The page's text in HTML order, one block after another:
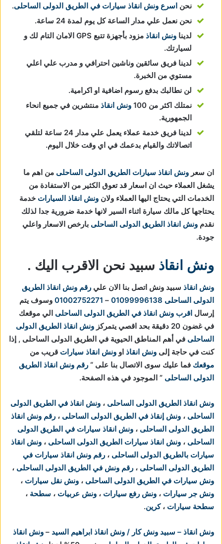
نحن اسرع ونش انقاذ سيارات في الطريق الدولى الساحلى.
نحن نعمل علي مدار الساعة كل يوم لمدة 24 ساعة.
لدينا ونش انقاذ
مزود بأجهزة تتبع GPS الامان التام لك و
لسيارتك.
لدينا فريق سائقين وناشين احترافي و مدرب علي اعلي
مستوي من الخبرة.
لن نطالبك بدفع رسوم اضافية او اكرامية.
نمتلك اكثر من 100
ونش انقاذ منتشرين في جميع انحاء
الجمهورية.
لدينا فريق خدمة عملاء يعمل علي مدار 24 ساعة لتلقي
اتصالاتك والقيام بدعمك في اي وقت خلال اليوم.
ان سعر ونش انقاذ سيارات الطريق الدولى الساحلى من اهم ما
يشغل العملاء حيث ان اسعار قد تعوق الكثير من الاستفادة من
الخدمات التي يحتاج اليها العملاء ولان ونش انقاذ السيارات خدمة
يحتاجها كل مالك سيارة اثناء السير لانها خدمة ضرورية جدا لذلك
نقدم ونش انقاذ الطريق الدولى الساحلى بارخص الاسعار واعلي
جودة.
ونش انقاذ سبيد نحن الاقرب اليك .
ونش انقاذ سبيد ونش اتصل بنا الان علي رقم ونش انقاذ الطريق
الدولى الساحلى 01099996138
–
01002752271 وسوف يتم
إرسال اقرب ونش انقاذ في الطريق الدولى الساحلى الي موقعك
في غضون 20 دقيقة بحد اقصي يتمركز
ونش انقاذ الطريق الدولى
الساحلى في أهم المناطق الحيوية في الطريق الدولى الساحلى , إذا
كنت في حاجة إلى ونش انقاذ او ونش انقاذ سيارات قريب من
موقعك فما عليك سوى الاتصال بنا على “ رقم ونش انقاذ الطريق
الدولى الساحلى ” الموجود في هذه الصفحة.
ونش انقاذ الطريق الدولى الساحلى ، ونش انقاذ في الطريق الدولى
الساحلى ، ونش إنقاذ في الطريق الدولى الساحلى ، رقم ونش انقاذ
الطريق الدولى الساحلى ، ونش انقاذ سيارات في الطريق الدولى
الساحلى ، ونش انقاذ سيارات الطريق الدولى الساحلى ، ونش انقاذ
سيارات بالطريق الدولى الساحلى ، رقم ونش انقاذ سيارات في
الطريق الدولى الساحلى ، رقم ونش في الطريق الدولى الساحلى ،
ونش سيارات في الطريق الدولى الساحلى ، ونش نقل سيارات ،
ونش جر سيارات ، ونش رفع سيارات ، ونش عربيات ، سطحة ،
سطحة سيارات ،كرين.
ونش انقاذ – سبيد ونش كار / ونش انقاذ ابراهيم السيد – ونش انقاذ